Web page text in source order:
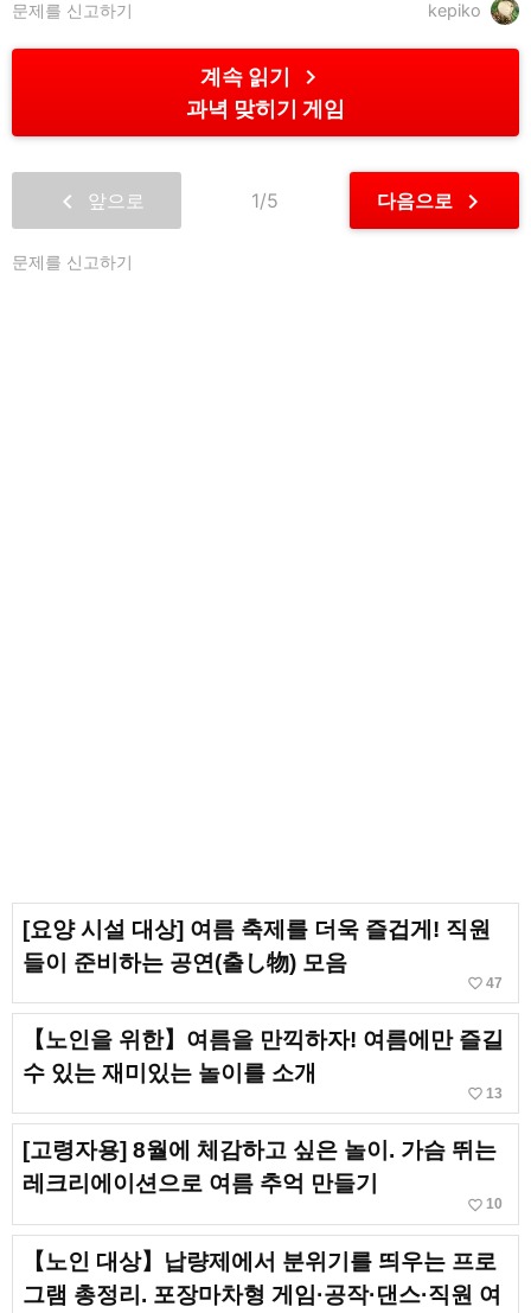
kepiko
문제를 신고하기
계속 읽기 chevron_right
과녁 맞히기 게임
chevron_left 앞으로 1/5 다음으로 chevron_right
문제를 신고하기
[요양 시설 대상] 여름 축제를 더욱 즐겁게! 직원
들이 준비하는 공연(출し物) 모음
favorite_border 47
【노인을 위한】여름을 만끽하자! 여름에만 즐길
수 있는 재미있는 놀이를 소개
favorite_border 13
[고령자용] 8월에 체감하고 싶은 놀이. 가슴 뛰는
레크리에이션으로 여름 추억 만들기
favorite_border 10
【노인 대상】납량제에서 분위기를 띄우는 프로
그램 총정리. 포장마차형 게임·공작·댄스·직원 여